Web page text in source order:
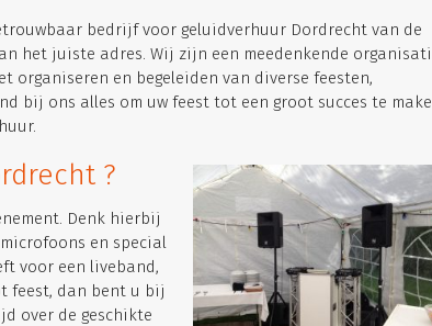
bedrijf voor geluidverhuur Dordrecht van de
het juiste adres. Wij zijn een meedenkende
organiseren en begeleiden van diverse feesten,
bij ons alles om uw feest tot een groot succes te
?
Denk hierbij
en special
voor een liveband,
feest, dan bent u bij
over de geschikte